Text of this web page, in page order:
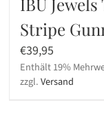
Stripe
€39,95
Enthält 19%
zzgl.Versand